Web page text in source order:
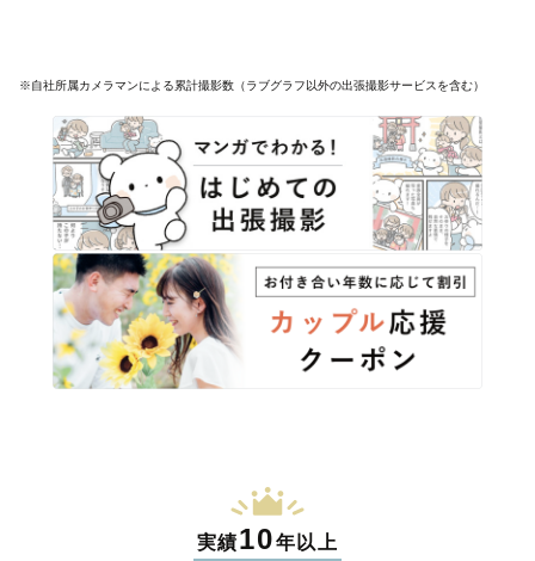
※自社所属カメラマンによる累計撮影数（ラブグラフ以外の出張撮影サービスを含む）
実績10年以上